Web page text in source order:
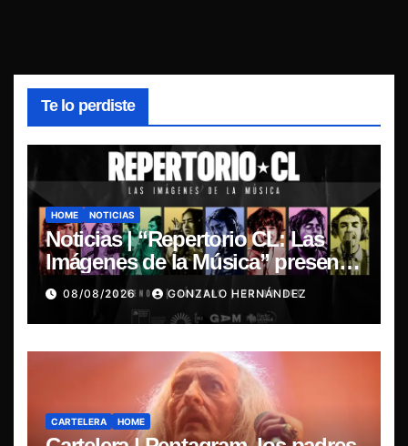
Te lo perdiste
HOME NOTICIAS
Noticias | “Repertorio CL: Las
Imágenes de la Música” presenta
la esencia del nuevo sonido
nacional
08/08/2026 GONZALO HERNÁNDEZ
CARTELERA HOME